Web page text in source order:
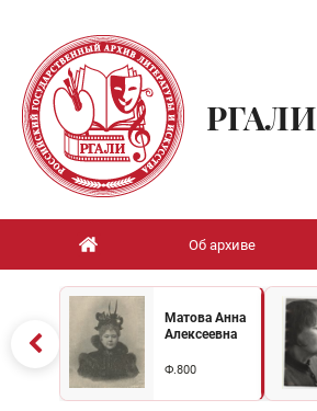
РГАЛИ
Об архиве
Матова Анна
Алексеевна
Ф.800